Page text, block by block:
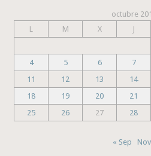
octubre
L
M X J
4
5 6 7
11
12 13 14
18
19 20 21
25
26 27 28
« Sep